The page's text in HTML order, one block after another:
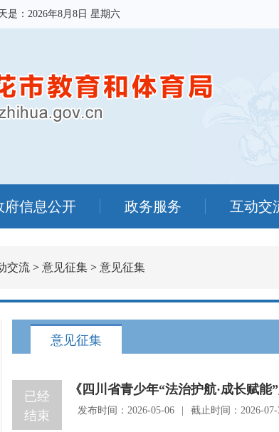
是： 2026年8月8日 星期六
府信息公开 政务服务 互动交
交流 > 意见征集 > 意见征集
意见征集
已经
结束
《四川省青少年“法治护航·成长赋
发布时间：2026-05-06 截止时间：2026-07-